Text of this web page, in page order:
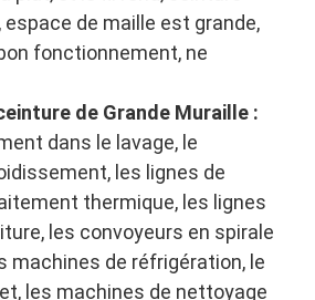
d'acier inoxydable
haute température
en nid d'abeille
espace de maille est grande,
fonctionnement, ne
de Grande Muraille :
dans le lavage, le
les lignes de
thermique, les lignes
les convoyeurs en spirale
machines de réfrigération, le
les machines de nettoyage